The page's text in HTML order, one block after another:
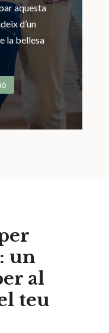
aquesta
d’un
la bellesa
un
al
teu